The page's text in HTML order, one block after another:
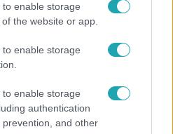
enable storage
the website or app.
enable storage
enable storage
authentication
and other
nagy bejelentést tettek